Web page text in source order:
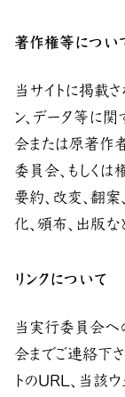
著作権等につい
当サイトに掲載さ
ン、データ等に
会または原著作
委員会、もしくは
要約、改変、翻案
化、頒布、出版な
リンクについて
当実行委員会へ
会までご連絡下さ
トのURL、当該